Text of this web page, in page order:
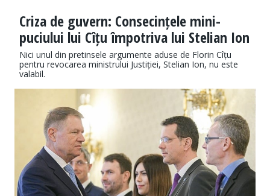
Criza de guvern: Consecințele mini-
puciului lui Cîțu împotriva lui Stelian Ion
Nici unul din pretinsele argumente aduse de Florin Cîțu
pentru revocarea ministrului Justiției, Stelian Ion, nu este
valabil.